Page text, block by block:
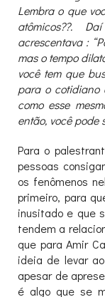
Lembra o que
atômicos??.
acrescentava :
mas o tempo
você tem que
para o cotidiano
como esse
então, você pode
Para o
pessoas
os fenômenos
primeiro, para
inusitado e que
tendem a
que para Amir
ideia de levar
apesar de
é algo que se